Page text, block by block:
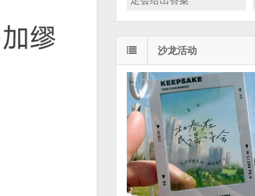
沙龙活动